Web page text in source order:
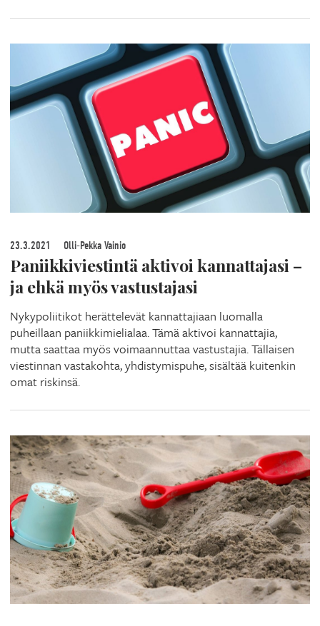
23.3.2021 Olli-Pekka Vainio
Paniikkiviestintä aktivoi kannattajasi –
ja ehkä myös vastustajasi
Nykypoliitikot herättelevät kannattajiaan luomalla
puheillaan paniikkimielialaa. Tämä aktivoi kannattajia,
mutta saattaa myös voimaannuttaa vastustajia. Tällaisen
viestinnan vastakohta, yhdistymispuhe, sisältää kuitenkin
omat riskinsä.